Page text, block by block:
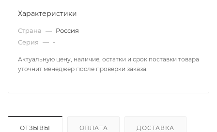
Характеристики
Страна — Россия
Серия — -
Актуальную цену, наличие, остатки и срок поставки товара
уточнит менеджер после проверки заказа.
ОТЗЫВЫ ОПЛАТА ДОСТАВКА